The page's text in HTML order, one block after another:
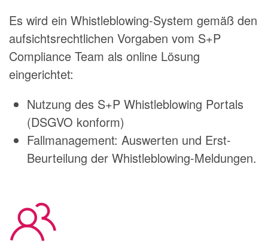
Es wird ein Whistleblowing-System gemäß den
aufsichtsrechtlichen Vorgaben vom S+P
Compliance Team als online Lösung
eingerichtet:
Nutzung des S+P Whistleblowing Portals
(DSGVO konform)
Fallmanagement: Auswerten und Erst-
Beurteilung der Whistleblowing-Meldungen.